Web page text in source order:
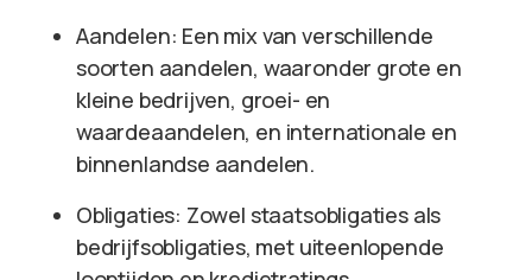
Aandelen: Een mix van verschillende
soorten aandelen, waaronder grote en
kleine bedrijven, groei- en
waardeaandelen, en internationale en
binnenlandse aandelen.
Obligaties: Zowel staatsobligaties als
bedrijfsobligaties, met uiteenlopende